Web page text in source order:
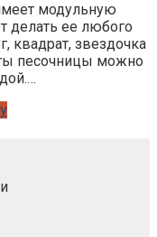
модульную
делать ее любого
квадрат, звездочка
песочницы можно